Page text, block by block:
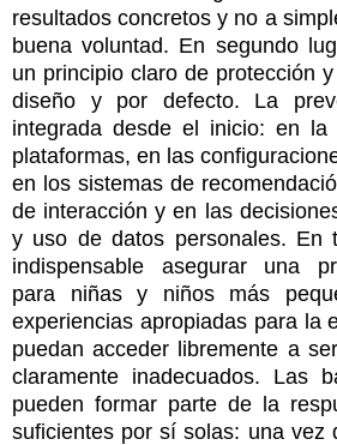
resultados concretos y no a
buena voluntad. En segundo
un principio claro de protección
diseño y por defecto. La
integrada desde el inicio: en la
plataformas, en las
en los sistemas de
de interacción y en las
y uso de datos personales. En
indispensable asegurar una
para niñas y niños más
experiencias apropiadas para la
puedan acceder libremente a
claramente inadecuados. Las
pueden formar parte de la
suficientes por sí solas: una vez